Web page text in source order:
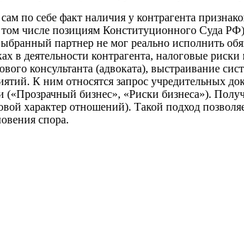
по себе факт наличия у контрагента
числе позициям Конституционного Суда
партнер не мог реально исполнить
в деятельности контрагента, налоговые
консультанта (адвоката), выстраивание
К ним относятся запрос учредительных
бизнес», «Риски бизнеса»).
характер отношений). Такой подход
спора.